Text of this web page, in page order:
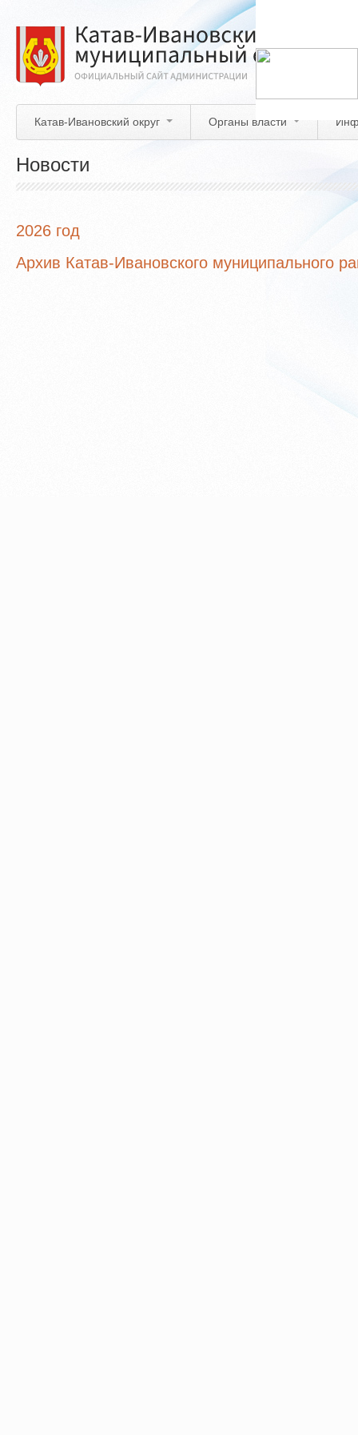
основному
содержанию
Катав-Ивановский округ Органы власти
Новости
2026 год
Архив Катав-Ивановского муниципального